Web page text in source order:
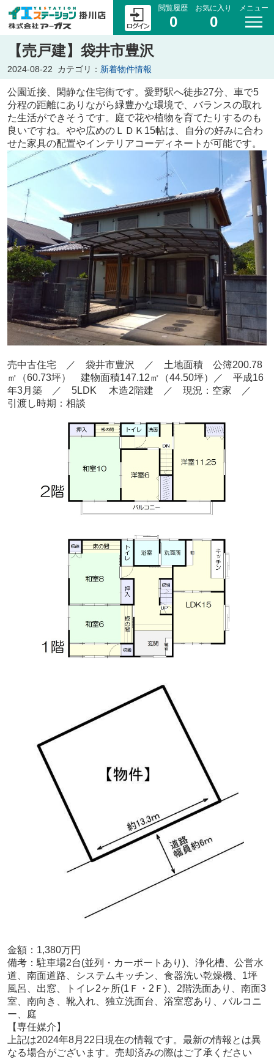
閲覧履歴
0
お気に入り
0
メニュー
【売戸建】袋井市豊沢
2024-08-22 カテゴリ： 新着物件情報
公園近接、閑静な住宅街です。愛野駅へ徒歩27分、車で5
分程の距離にありながら緑豊かな環境で、バランスの取れ
た生活ができそうです。庭で花や植物を育てたりするのも
良いですね。やや広めのＬＤＫ15帖は、自分の好みに合わ
せた家具の配置やインテリアコーディネートが可能です。
売中古住宅 ／ 袋井市豊沢
／ 土地面積 公簿200.78
㎡
（60.73坪） 建物面積147.12㎡（44.50坪）／ 平成16
年3月築
／ 5LDK 木造2階建 ／ 現況：空家 ／
引渡し時期：相談
金額：1,380万円
備考： 駐車場2台(並列・カーポートあり)、浄化槽、公営水
道、南面道路、システムキッチン、食器洗い乾燥機、1坪
風呂、出窓、トイレ2ヶ所(1Ｆ・2Ｆ)、2階洗面あり、南面3
室、南向き、靴入れ、独立洗面台、浴室窓あり、バルコニ
ー、庭
【専任媒介 】
上記は2024年8月22 日現在の情報です。最新の情報とは異
なる場合がございます。売却済みの際はご了承ください